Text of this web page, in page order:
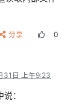
分享 0
31日 上午9:23
说：